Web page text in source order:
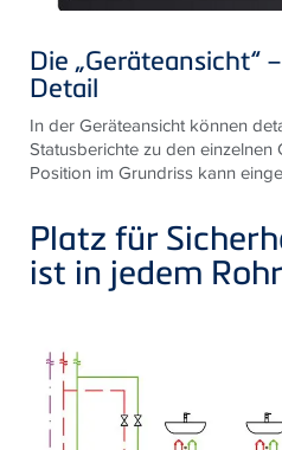
Die „Geräteansicht“
Detail
In der Geräteansicht können
Statusberichte zu den
Position im Grundriss kann
Platz für
ist in jedem